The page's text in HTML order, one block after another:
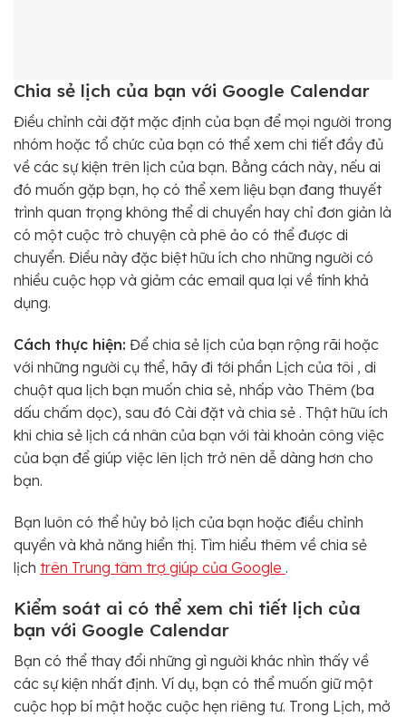
Chia sẻ lịch của bạn với Google Calendar
Điều chỉnh cài đặt mặc định của bạn để mọi người trong
nhóm hoặc tổ chức của bạn có thể xem chi tiết đầy đủ
về các sự kiện trên lịch của bạn. Bằng cách này, nếu ai
đó muốn gặp bạn, họ có thể xem liệu bạn đang thuyết
trình quan trọng không thể di chuyển hay chỉ đơn giản là
có một cuộc trò chuyện cà phê ảo có thể được di
chuyển. Điều này đặc biệt hữu ích cho những người có
nhiều cuộc họp và giảm các email qua lại về tính khả
dụng.
Cách thực hiện: Để chia sẻ lịch của bạn rộng rãi hoặc
với những người cụ thể, hãy đi tới phần Lịch của tôi , di
chuột qua lịch bạn muốn chia sẻ, nhấp vào Thêm (ba
dấu chấm dọc), sau đó Cài đặt và chia sẻ . Thật hữu ích
khi chia sẻ lịch cá nhân của bạn với tài khoản công việc
của bạn để giúp việc lên lịch trở nên dễ dàng hơn cho
bạn.
Bạn luôn có thể hủy bỏ lịch của bạn hoặc điều chỉnh
quyền và khả năng hiển thị. Tìm hiểu thêm về chia sẻ
lịch trên Trung tâm trợ giúp của Google .
Kiểm soát ai có thể xem chi tiết lịch của
bạn với Google Calendar
Bạn có thể thay đổi những gì người khác nhìn thấy về
các sự kiện nhất định. Ví dụ, bạn có thể muốn giữ một
cuộc họp bí mật hoặc cuộc hẹn riêng tư. Trong Lịch, mở